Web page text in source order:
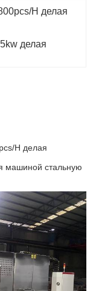
H делая
делая
H делая
машиной стальную